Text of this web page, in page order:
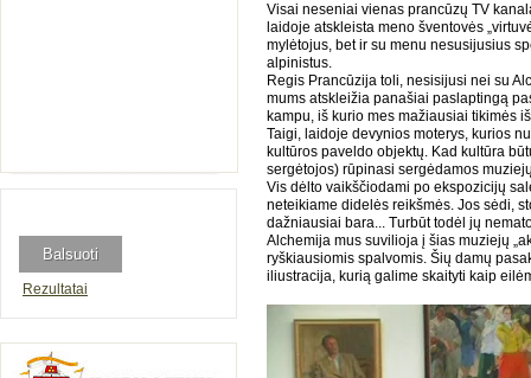
Rezultatai
Visai neseniai vienas prancūzų TV
laidoje atskleista meno šventovės
mylėtojus, bet ir su menu nesusijusius
alpinistus.
Regis Prancūzija toli, nesisijusi nei su
mums atskleižia panašiai paslaptingą
kampu, iš kurio mes mažiausiai tikimės
Taigi, laidoje devynios moterys, kurios
kultūros paveldo objektų. Kad kultūra
sergėtojos) rūpinasi sergėdamos
Vis dėlto vaikščiodami po ekspozicijų
neteikiame didelės reikšmės. Jos sėdi,
dažniausiai bara... Turbūt todėl jų
Alchemija mus suvilioja į šias muziejų
ryškiausiomis spalvomis. Šių damų
iliustracija, kurią galime skaityti kaip